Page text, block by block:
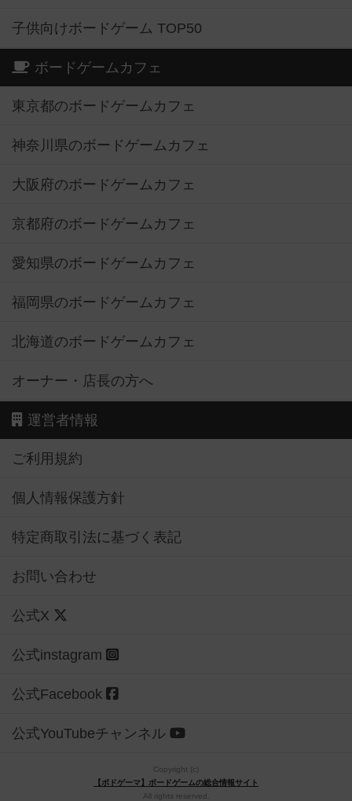
子供向けボードゲーム TOP50
ボードゲームカフェ
東京都のボードゲームカフェ
神奈川県のボードゲームカフェ
大阪府のボードゲームカフェ
京都府のボードゲームカフェ
愛知県のボードゲームカフェ
福岡県のボードゲームカフェ
北海道のボードゲームカフェ
オーナー・店長の方へ
運営者情報
ご利用規約
個人情報保護方針
特定商取引法に基づく表記
お問い合わせ
公式X
公式instagram
公式Facebook
公式YouTubeチャンネル
Copyright (c)
【ボドゲーマ】ボードゲームの総合情報サイト
All rights reserved.